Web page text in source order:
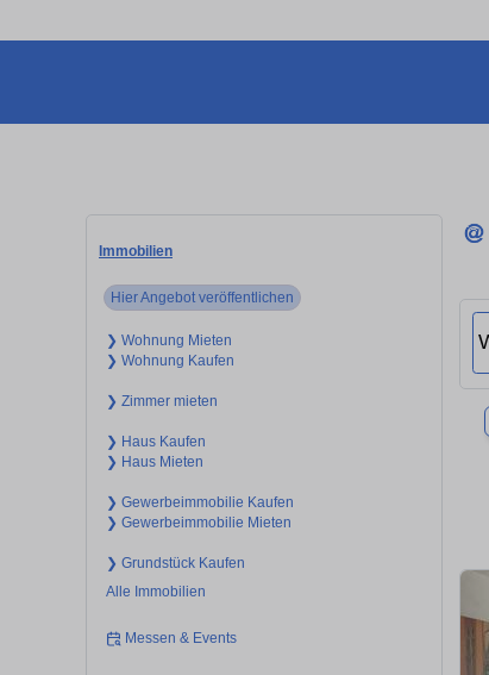
Immobilien
Hier Angebot veröffentlichen
❯ Wohnung Mieten
❯ Wohnung Kaufen
❯ Zimmer mieten
❯ Haus Kaufen
❯ Haus Mieten
❯ Gewerbeimmobilie Kaufen
❯ Gewerbeimmobilie Mieten
❯ Grundstück Kaufen
Alle Immobilien
Messen & Events